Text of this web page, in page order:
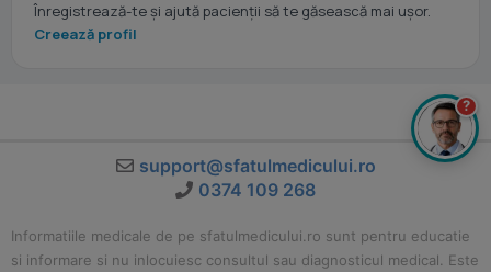
Înregistrează-te și ajută pacienții să te găsească mai ușor.
Creează profil
support@sfatulmedicului.ro
0374 109 268
Informatiile medicale de pe sfatulmedicului.ro sunt pentru educatie
si informare si nu inlocuiesc consultul sau diagnosticul medical. Este
?